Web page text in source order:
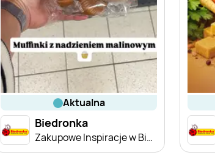
aktualna
Biedronka
Zakupowe Inspiracje w Biedronce